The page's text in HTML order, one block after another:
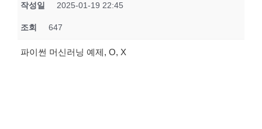
작성일 2025-01-19 22:45
조회 647
파이썬 머신러닝 예제, O, X